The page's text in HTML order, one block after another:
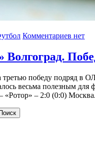
Комментариев нет
третью победу подряд
весьма полезным для
«Ротор» – 2:0 (0:0)